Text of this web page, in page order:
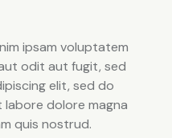
ipsam voluptatem
odit aut fugit, sed
elit, sed do
dolore magna
quis nostrud.